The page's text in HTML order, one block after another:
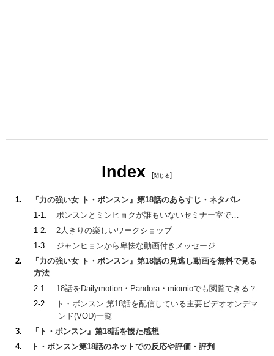
Index [ ]
『力の強い女 ト・ボンスン』第18話のあらすじ・ネタバレ
ボンスンとミンヒョクが誰もいないセミナー室で…
2人きりの楽しいワークショップ
ジャンヒョンから卑怯な動画付きメッセージ
『力の強い女 ト・ボンスン』第18話の見逃し動画を無料で見る
方法
18話をDailymotion・Pandora・miomioでも閲覧できる？
ト・ボンスン 第18話を配信している主要ビデオオンデマ
ンド(VOD)一覧
『ト・ボンスン』第18話を観た感想
ト・ボンスン第18話のネットでの反応や評価・評判